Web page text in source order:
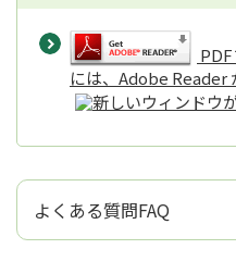
には、Adobe Reader
よくある質問FAQ